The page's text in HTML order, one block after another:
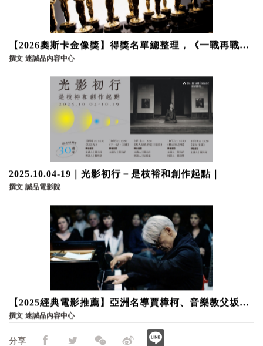
分享
【2026奧斯卡金像獎】得獎名單總整理，《一戰再戰》
等4部不可錯過的電影推薦
撰文 迷誠品內容中心
2025.10.04-19｜光影初行－是枝裕和創作起點｜
撰文 誠品電影院
【2025經典電影推薦】亞洲名導賈樟柯、音樂教父坂本
龍一神作重返大銀幕，從影像回味時代的軌跡｜誠品電
撰文 迷誠品內容中心